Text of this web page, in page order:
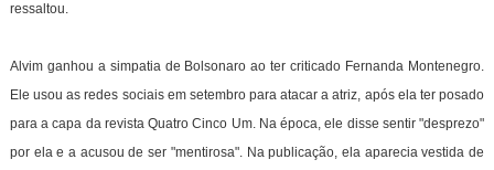
ressaltou.
Alvim ganhou a simpatia de Bolsonaro ao ter criticado Fernanda Montenegro.
Ele usou as redes sociais em setembro para atacar a atriz, após ela ter posado
para a capa da revista Quatro Cinco Um. Na época, ele disse sentir "desprezo"
por ela e a acusou de ser "mentirosa". Na publicação, ela aparecia vestida de